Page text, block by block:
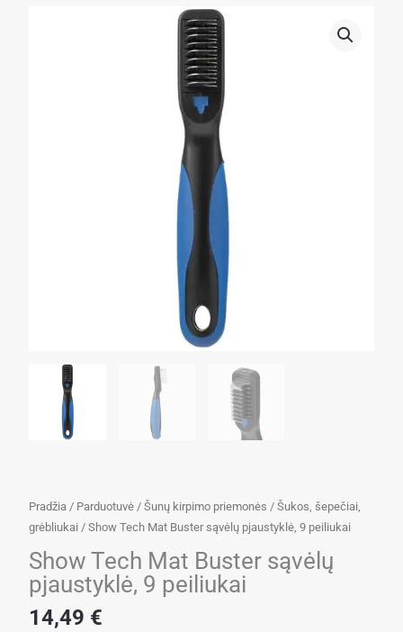
Pradžia / Parduotuvė /Šunų kirpimo priemonės /Šukos, šepečiai,
grėbliukai / Show Tech Mat Buster sąvėlų pjaustyklė, 9 peiliukai
Show Tech Mat Buster sąvėlų
pjaustyklė, 9 peiliukai
14,49 €